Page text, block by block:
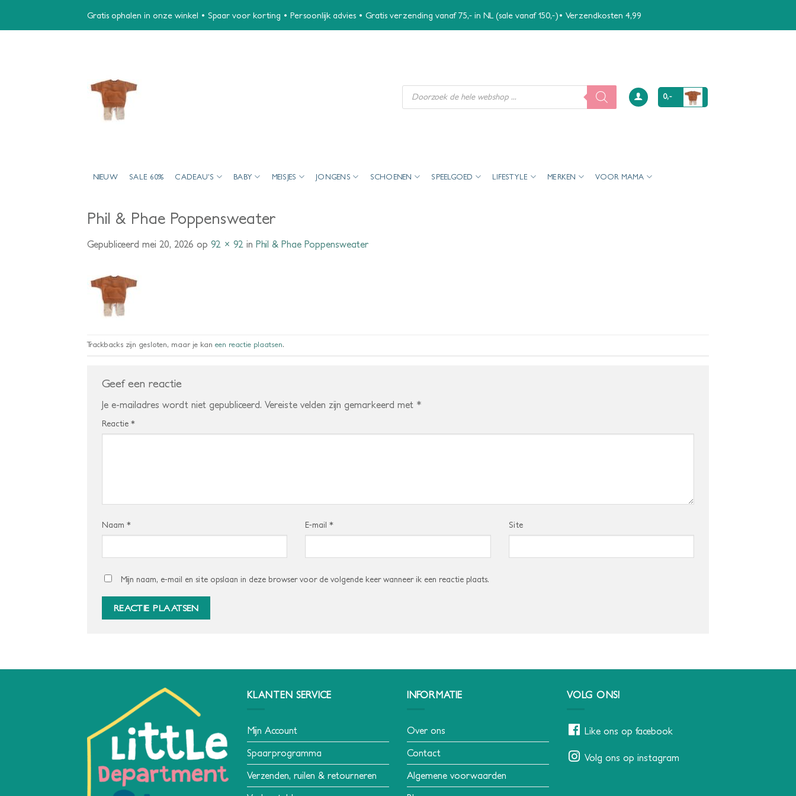
Gratis ophalen in onze winkel • Spaar voor korting • Persoonlijk advies • Gratis verzending vanaf 75,- in NL (sale vanaf 150,-)• Verzendkosten 4,99
Producten
zoeken
0,-
NIEUW SALE 60% CADEAU’S BABY MEISJES JONGENS SCHOENEN SPEELGOED LIFESTYLE MERKEN VOOR MAMA
Phil & Phae Poppensweater
Gepubliceerd mei 20, 2026 op 92 × 92 in Phil & Phae Poppensweater
Trackbacks zijn gesloten, maar je kan een reactie plaatsen.
Geef een reactie
Je e-mailadres wordt niet gepubliceerd. Vereiste velden zijn gemarkeerd met *
Reactie *
Naam * E-mail* Site
Mijn naam, e-mail en site opslaan in deze browser voor de volgende keer wanneer ik een reactie plaats.
KLANTEN SERVICE
Mijn Account
Spaarprogramma
Verzenden, ruilen & retourneren
INFORMATIE
Over ons
Contact
Algemene voorwaarden
VOLG ONS!
Like ons op facebook
Volg ons op instagram